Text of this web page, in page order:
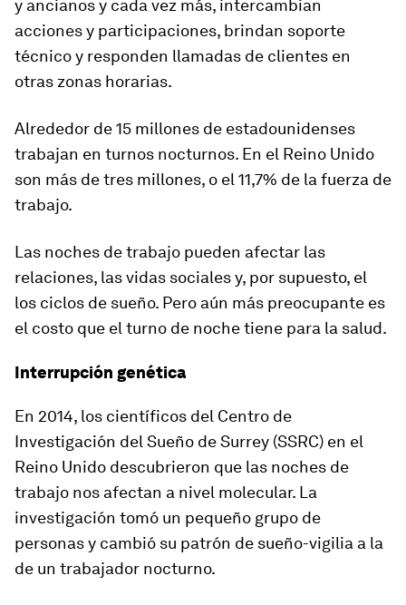
y ancianos y cada vez más, intercambian
acciones y participaciones, brindan soporte
técnico y responden llamadas de clientes en
otras zonas horarias.
Alrededor de 15 millones de estadounidenses
trabajan en turnos nocturnos. En el Reino Unido
son más de tres millones, o el 11,7% de la fuerza de
trabajo.
Las noches de trabajo pueden afectar las
relaciones, las vidas sociales y, por supuesto, el
los ciclos de sueño. Pero aún más preocupante es
el costo que el turno de noche tiene para la salud.
Interrupción genética
En 2014, los científicos del Centro de
Investigación del Sueño de Surrey (SSRC) en el
Reino Unido descubrieron que las noches de
trabajo nos afectan a nivel molecular. La
investigación tomó un pequeño grupo de
personas y cambió su patrón de sueño-vigilia a la
de un trabajador nocturno.